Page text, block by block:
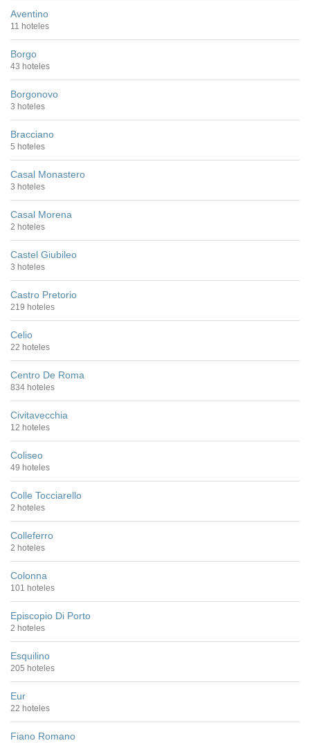
Aventino
11 hoteles
Borgo
43 hoteles
Borgonovo
3 hoteles
Bracciano
5 hoteles
Casal Monastero
3 hoteles
Casal Morena
2 hoteles
Castel Giubileo
3 hoteles
Castro Pretorio
219 hoteles
Celio
22 hoteles
Centro De Roma
834 hoteles
Civitavecchia
12 hoteles
Coliseo
49 hoteles
Colle Tocciarello
2 hoteles
Colleferro
2 hoteles
Colonna
101 hoteles
Episcopio Di Porto
2 hoteles
Esquilino
205 hoteles
Eur
22 hoteles
Fiano Romano